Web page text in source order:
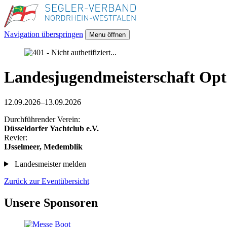
Navigation überspringen Menu öffnen
Landesjugendmeisterschaft
12.09.2026–13.09.2026
Durchführender Verein:
Düsseldorfer Yachtclub e.V.
Revier:
IJsselmeer, Medemblik
Landesmeister melden
Zurück zur Eventübersicht
Unsere Sponsoren